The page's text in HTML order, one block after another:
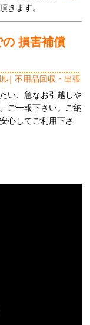
きます。
損害補償
い、急なお引越しや
ご一報下さい。ご納
心してご利用下さ